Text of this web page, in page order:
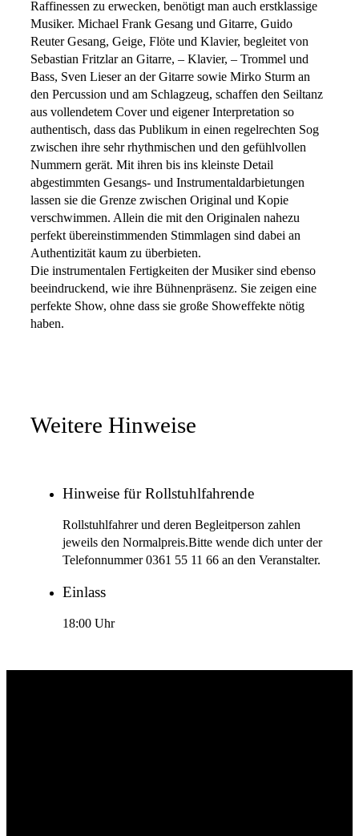
Raffinessen zu erwecken, benötigt man auch erstklassige
Musiker. Michael Frank Gesang und Gitarre, Guido
Reuter Gesang, Geige, Flöte und Klavier, begleitet von
Sebastian Fritzlar an Gitarre, – Klavier, – Trommel und
Bass, Sven Lieser an der Gitarre sowie Mirko Sturm an
den Percussion und am Schlagzeug, schaffen den Seiltanz
aus vollendetem Cover und eigener Interpretation so
authentisch, dass das Publikum in einen regelrechten Sog
zwischen ihre sehr rhythmischen und den gefühlvollen
Nummern gerät. Mit ihren bis ins kleinste Detail
abgestimmten Gesangs- und Instrumentaldarbietungen
lassen sie die Grenze zwischen Original und Kopie
verschwimmen. Allein die mit den Originalen nahezu
perfekt übereinstimmenden Stimmlagen sind dabei an
Authentizität kaum zu überbieten.
Die instrumentalen Fertigkeiten der Musiker sind ebenso
beeindruckend, wie ihre Bühnenpräsenz. Sie zeigen eine
perfekte Show, ohne dass sie große Showeffekte nötig
haben.
Weitere Hinweise
Hinweise für Rollstuhlfahrende
Rollstuhlfahrer und deren Begleitperson zahlen
jeweils den Normalpreis.Bitte wende dich unter der
Telefonnummer 0361 55 11 66 an den Veranstalter.
Einlass
18:00 Uhr